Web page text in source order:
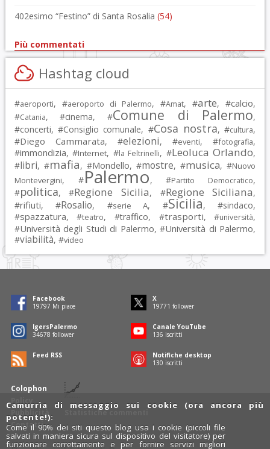
402esimo “Festino” di Santa Rosalia (54)
Più commentati
Hashtag cloud
#aeroporti, #aeroporto di Palermo, #Amat, #arte, #calcio,
#Catania, #cinema, #Comune di Palermo,
#concerti, #Consiglio comunale, #Cosa nostra, #cultura,
#Diego Cammarata, #elezioni, #eventi, #fotografia,
#immondizia, #Internet, #la Feltrinelli, #Leoluca Orlando,
#libri, #mafia, #Mondello, #mostre, #musica, #Nuovo
Montevergini, #Palermo, #Partito Democratico,
#politica, #Regione Sicilia, #Regione Siciliana,
#rifiuti, #Rosalio, #serie A, #Sicilia, #sindaco,
#spazzatura, #teatro, #traffico, #trasporti, #università,
#Università degli Studi di Palermo, #Università di Palermo,
#viabilità, #video
Colophon
Policy
Pubblicità
Contatti
Statistiche commenti
Facebook
19797 Mi piace
X
19771 follower
IgersPalermo
34678 follower
Canale YouTube
136 iscritti
Feed RSS
Notifiche desktop
130 iscritti
Camurrìa di messaggio sui cookie (ora ancora più
potente!):
Come il 90% dei siti questo blog usa i cookie (piccoli file
salvati in maniera sicura sul dispositivo del visitatore) per
funzionare correttamente e per fornire servizi migliori